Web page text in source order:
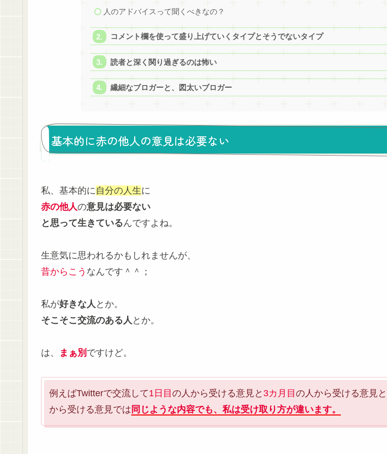
人のアドバイスって聞くべきなの？
コメント欄を使って盛り上げていくタイプとそうでないタイプ
読者と深く関り過ぎるのは怖い
繊細なブロガーと、図太いブロガー
基本的に赤の他人の意見は必要ない
私、基本的に 自分の人生に
赤の他人の意見は必要ない
と思って生きているんですよね。
生意気に思われるかもしれませんが、
昔からこう なんです＾＾；
私が好きな人 とか。
そこそこ交流のある人 とか。
は、 まぁ別 ですけど。
例えばTwitterで交流して1日目 の人から受ける意見と 3カ月目 の人から受ける意見と
から受ける意見では 同じような内容でも、私は受け取り方が違います。